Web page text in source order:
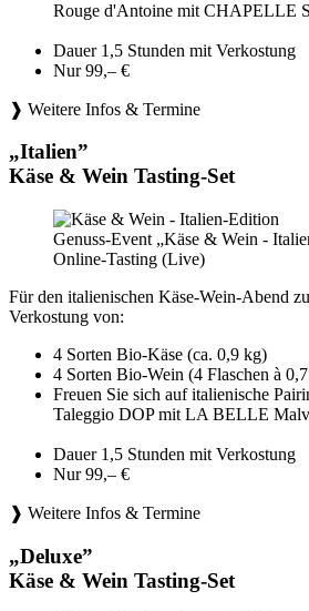
Rouge d'Antoine mit CHAPELLE
Dauer 1,5 Stunden mit Verkostung
Nur 99,– €
❱ Weitere Infos & Termine
„Italien”
Käse & Wein Tasting-Set
Genuss-Event „Käse & Wein -
Online-Tasting (Live)
Für den italienischen Käse-Wein-Abend
Verkostung von:
4 Sorten Bio-Käse (ca. 0,9 kg)
4 Sorten Bio-Wein (4 Flaschen à
Freuen Sie sich auf italienische
Taleggio DOP mit LA BELLE
Dauer 1,5 Stunden mit Verkostung
Nur 99,– €
❱ Weitere Infos & Termine
„Deluxe”
Käse & Wein Tasting-Set